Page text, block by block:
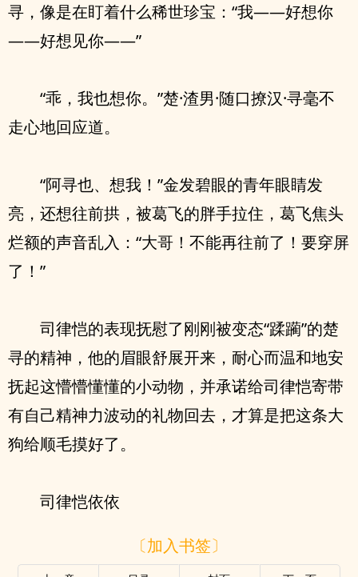
寻，像是在盯着什么稀世珍宝：“我——好想你
——好想见你——”
“乖，我也想你。”楚·渣男·随口撩汉·寻毫不
走心地回应道。
“阿寻也、想我！”金发碧眼的青年眼睛发
亮，还想往前拱，被葛飞的胖手拉住，葛飞焦头
烂额的声音乱入：“大哥！不能再往前了！要穿屏
了！”
司律恺的表现抚慰了刚刚被变态“蹂躏”的楚
寻的精神，他的眉眼舒展开来，耐心而温和地安
抚起这懵懵懂懂的小动物，并承诺给司律恺寄带
有自己精神力波动的礼物回去，才算是把这条大
狗给顺毛摸好了。
司律恺依依
〔加入书签〕